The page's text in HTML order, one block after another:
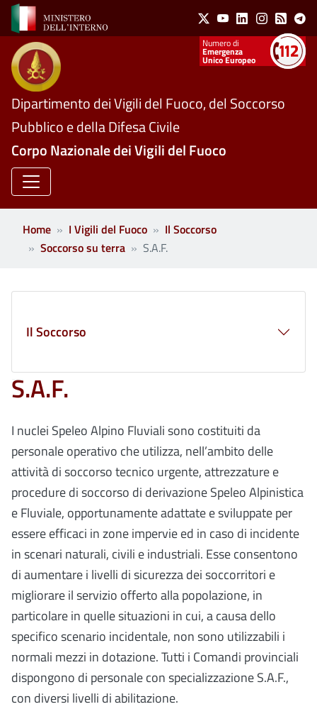
Salta al contenuto principale Social Menu
X YoutubeLinkedinInstagram
Feed
Numeri utili
Emergenza
Unico Europeo
Dipartimento dei Vigili del Fuoco, del Soccorso
Pubblico e della Difesa Civile
Corpo Nazionale dei Vigili del Fuoco
Home I Vigili del Fuoco
Il Soccorso
Soccorso su terra
S.A.F.
S.A.F.
I nuclei Speleo Alpino Fluviali sono costituiti da
personale operativo che utilizza, nell’ambito delle
attività di soccorso tecnico urgente, attrezzature e
procedure di soccorso di derivazione Speleo Alpinistica
e Fluviale, opportunamente adattate e sviluppate per
essere efficaci in zone impervie ed in caso di incidente
in scenari naturali, civili e industriali. Esse consentono
di aumentare i livelli di sicurezza dei soccorritori e
migliorare il servizio offerto alla popolazione, in
particolare in quelle situazioni in cui, a causa dello
specifico scenario incidentale, non sono utilizzabili i
normali mezzi in dotazione. Tutti i Comandi provinciali
dispongono di personale con specializzazione S.A.F.,
con diversi livelli di abilitazione.
Il Soccorso